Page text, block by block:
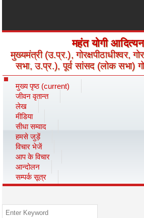
महंत योगी
मुख्यमंत्री (उ.प्र.), गोरक्षपीठाधीश्वर,
सभा, उ.प्र.), पूर्व सांसद (लोक सभा)
मुख्य पृष्ठ (current)
जीवन वृतान्त
लेख
मीडिया
सीधा सम्वाद
हमसे जुड़ें
विचार भेजें
आप के विचार
आन्दोलन
सम्पर्क सूत्र